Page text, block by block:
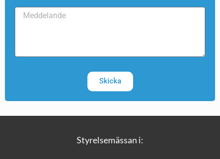
Skicka
Styrelsemässan i: